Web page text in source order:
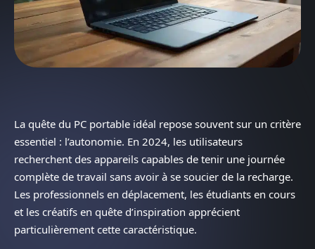
La quête du PC portable idéal repose souvent sur un critère
essentiel : l’autonomie. En 2024, les utilisateurs
recherchent des appareils capables de tenir une journée
complète de travail sans avoir à se soucier de la recharge.
Les professionnels en déplacement, les étudiants en cours
et les créatifs en quête d’inspiration apprécient
particulièrement cette caractéristique.